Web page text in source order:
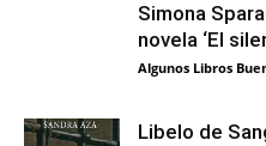
Simona
novela ‘El
Algunos Libros
Libelo de